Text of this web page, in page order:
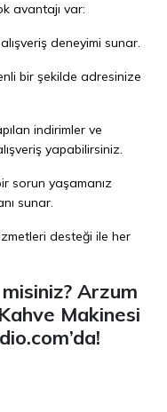
avantajı var:
deneyimi sunar.
bir şekilde adresinize
indirimler ve
yapabilirsiniz.
sorun yaşamanız
sunar.
desteği ile her
Arzum
Makinesi